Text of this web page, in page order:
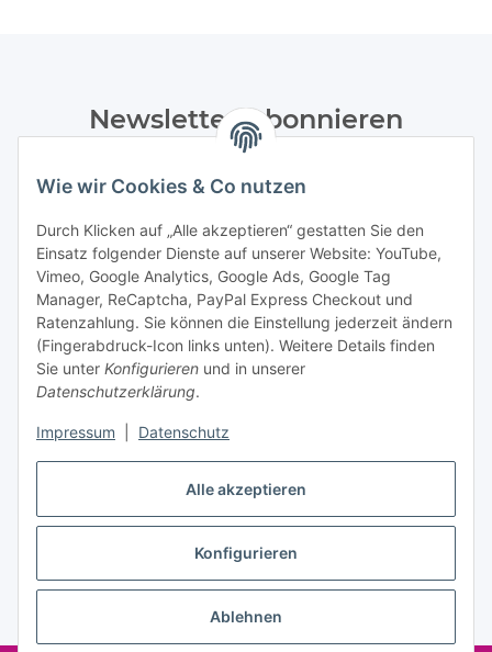
Alle akzeptieren
Konfigurieren
Ablehnen
Wie wir Cookies & Co nutzen
Durch Klicken auf „Alle akzeptieren“ gestatten Sie den
Einsatz folgender Dienste auf unserer Website: YouTube,
Vimeo, Google Analytics, Google Ads, Google Tag
Manager, ReCaptcha, PayPal Express Checkout und
Ratenzahlung. Sie können die Einstellung jederzeit ändern
(Fingerabdruck-Icon links unten). Weitere Details finden
Sie unter Konfigurieren und in unserer
Datenschutzerklärung.
Impressum Datenschutz
Newsletter Abonnieren
Datenschutzerklärungregelmäßig und jederzeit widerruflich
Abonnieren
Informationen
Gesetzliche Informationen
Vertrag widerrufen
* Alle Preise inkl. gesetzlicher USt., zzgl.Versand